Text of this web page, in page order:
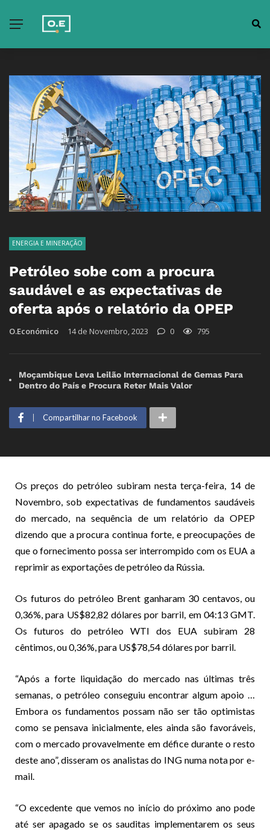
ENERGIA E MINERAÇÃO
Petróleo sobe com a procura
saudável e as expectativas de
oferta após o relatório da OPEP
O.Económico 14 de Novembro, 2023 0 795
Moçambique Leva Leilão Internacional de Gemas Para
Dentro do País e Procura Reter Mais Valor
Compartilhar no Facebook
Os preços do petróleo subiram nesta terça-feira, 14 de
Novembro, sob expectativas de fundamentos saudáveis
do mercado, na sequência de um relatório da OPEP
dizendo que a procura continua forte, e preocupações de
que o fornecimento possa ser interrompido com os EUA a
reprimir as exportações de petróleo da Rússia.
Os futuros do petróleo Brent ganharam 30 centavos, ou
0,36%, para US$82,82 dólares por barril, em 04:13 GMT.
Os futuros do petróleo WTI dos EUA subiram 28
cêntimos, ou 0,36%, para US$78,54 dólares por barril.
“Após a forte liquidação do mercado nas últimas três
semanas, o petróleo conseguiu encontrar algum apoio …
Embora os fundamentos possam não ser tão optimistas
como se pensava inicialmente, eles ainda são favoráveis,
com o mercado provavelmente em défice durante o resto
deste ano”, disseram os analistas do ING numa nota por e-
mail.
“O excedente que vemos no início do próximo ano pode
até ser apagado se os sauditas implementarem os seus